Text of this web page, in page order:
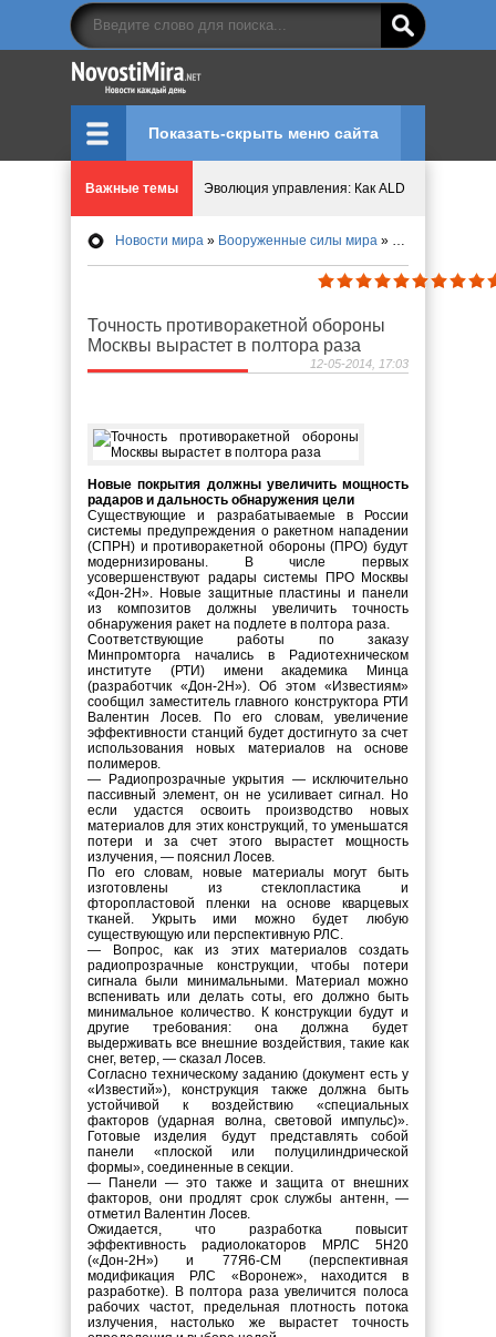
Показать-скрыть меню сайта
Важные темы Эволюция управления: Как ALD Pro меняет
Криптовалюту предложили признать
Мир ярких эмоций и виртуальных
Новости мира » Вооруженные силы мира » Точность противоракетной обороны Москвы вырастет в полтора раза
Точность противоракетной обороны
Москвы вырастет в полтора раза
12-05-2014, 17:03
Новые покрытия должны увеличить мощность
радаров и дальность обнаружения цели
Существующие и разрабатываемые в России
системы предупреждения о ракетном нападении
(СПРН) и противоракетной обороны (ПРО) будут
модернизированы. В числе первых
усовершенствуют радары системы ПРО Москвы
«Дон-2Н». Новые защитные пластины и панели
из композитов должны увеличить точность
обнаружения ракет на подлете в полтора раза.
Соответствующие работы по заказу
Минпромторга начались в Радиотехническом
институте (РТИ) имени академика Минца
(разработчик «Дон-2Н»). Об этом «Известиям»
сообщил заместитель главного конструктора РТИ
Валентин Лосев. По его словам, увеличение
эффективности станций будет достигнуто за счет
использования новых материалов на основе
полимеров.
— Радиопрозрачные укрытия — исключительно
пассивный элемент, он не усиливает сигнал. Но
если удастся освоить производство новых
материалов для этих конструкций, то уменьшатся
потери и за счет этого вырастет мощность
излучения, — пояснил Лосев.
По его словам, новые материалы могут быть
изготовлены из стеклопластика и
фторопластовой пленки на основе кварцевых
тканей. Укрыть ими можно будет любую
существующую или перспективную РЛС.
— Вопрос, как из этих материалов создать
радиопрозрачные конструкции, чтобы потери
сигнала были минимальными. Материал можно
вспенивать или делать соты, его должно быть
минимальное количество. К конструкции будут и
другие требования: она должна будет
выдерживать все внешние воздействия, такие как
снег, ветер, — сказал Лосев.
Согласно техническому заданию (документ есть у
«Известий»), конструкция также должна быть
устойчивой к воздействию «специальных
факторов (ударная волна, световой импульс)».
Готовые изделия будут представлять собой
панели «плоской или полуцилиндрической
формы», соединенные в секции.
— Панели — это также и защита от внешних
факторов, они продлят срок службы антенн, —
отметил Валентин Лосев.
Ожидается, что разработка повысит
эффективность радиолокаторов МРЛС 5Н20
(«Дон-2Н») и 77Я6-СМ (перспективная
модификация РЛС «Воронеж», находится в
разработке). В полтора раза увеличится полоса
рабочих частот, предельная плотность потока
излучения, настолько же вырастет точность